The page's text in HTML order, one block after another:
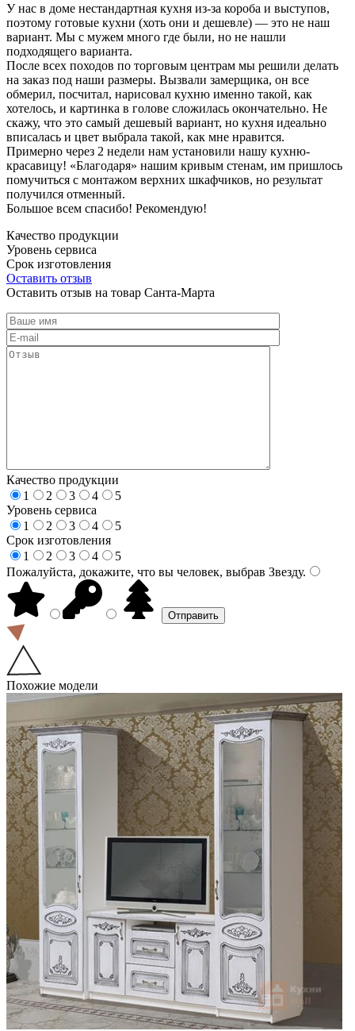
У нас в доме нестандартная кухня из-за короба и выступов,
поэтому готовые кухни (хоть они и дешевле) — это не наш
вариант. Мы с мужем много где были, но не нашли
подходящего варианта.
После всех походов по торговым центрам мы решили делать
на заказ под наши размеры. Вызвали замерщика, он все
обмерил, посчитал, нарисовал кухню именно такой, как
хотелось, и картинка в голове сложилась окончательно. Не
скажу, что это самый дешевый вариант, но кухня идеально
вписалась и цвет выбрала такой, как мне нравится.
Примерно через 2 недели нам установили нашу кухню-
красавицу! «Благодаря» нашим кривым стенам, им пришлось
помучиться с монтажом верхних шкафчиков, но результат
получился отменный.
Большое всем спасибо! Рекомендую!
Качество продукции
Уровень сервиса
Срок изготовления
Оставить отзыв
Оставить отзыв на товар Санта-Марта
Качество продукции
1
2 3 4
5
Уровень сервиса
1
2 3 4
5
Срок изготовления
1
2 3 4
5
Пожалуйста, докажите, что вы человек, выбрав Звезду.
Похожие модели